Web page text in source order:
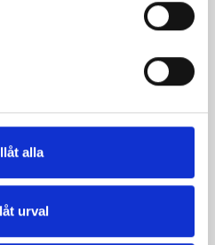
alla
urval
1000g